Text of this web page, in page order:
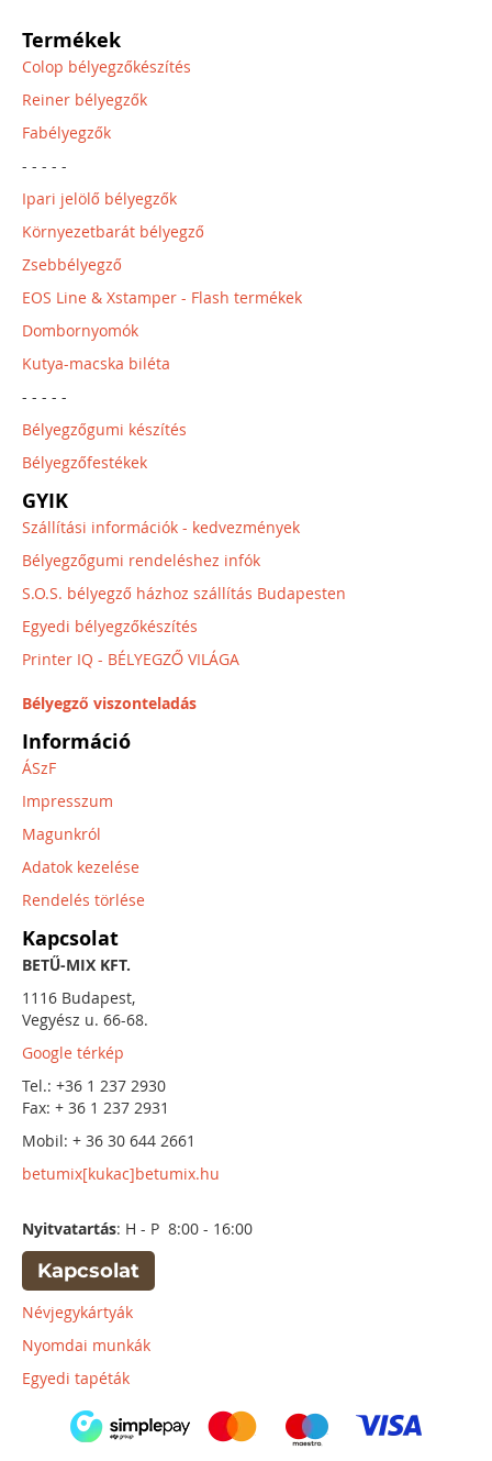
Termékek
Colop bélyegzőkészítés
Reiner bélyegzők
Fabélyegzők
- - - - -
Ipari jelölő bélyegzők
Környezetbarát bélyegző
Zsebbélyegző
EOS Line & Xstamper - Flash termékek
Dombornyomók
Kutya-macska biléta
- - - - -
Bélyegzőgumi készítés
Bélyegzőfestékek
GYIK
Szállítási információk - kedvezmények
Bélyegzőgumi rendeléshez infók
S.O.S. bélyegző házhoz szállítás Budapesten
Egyedi bélyegzőkészítés
Printer IQ - BÉLYEGZŐ VILÁGA
Bélyegző viszonteladás
Információ
ÁSzF
Impresszum
Magunkról
Adatok kezelése
Rendelés törlése
Kapcsolat
BETŰ-MIX KFT.
1116 Budapest,
Vegyész u. 66-68.
Google térkép
Tel.: +36 1 237 2930
Fax: + 36 1 237 2931
Mobil: + 36 30 644 2661
betumix[kukac]betumix.hu
Nyitvatartás: H - P 8:00 - 16:00
Kapcsolat
Névjegykártyák
Nyomdai munkák
Egyedi tapéták